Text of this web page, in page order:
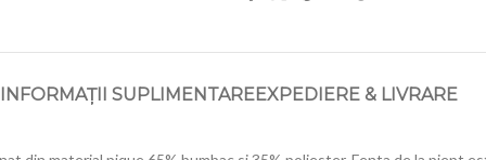
INFORMAȚII SUPLIMENTAREEXPEDIERE & LIVRARE